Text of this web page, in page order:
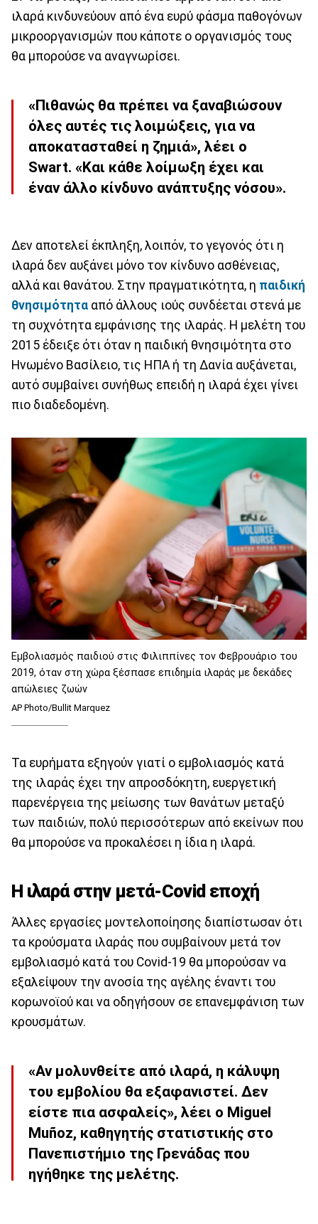
ιλαρά κινδυνεύουν από ένα ευρύ φάσμα παθογόνων
μικροοργανισμών που κάποτε ο οργανισμός τους
θα μπορούσε να αναγνωρίσει.
«Πιθανώς θα πρέπει να ξαναβιώσουν
όλες αυτές τις λοιμώξεις, για να
αποκατασταθεί η ζημιά», λέει ο
Swart. «Και κάθε λοίμωξη έχει και
έναν άλλο κίνδυνο ανάπτυξης νόσου».
Δεν αποτελεί έκπληξη, λοιπόν, το γεγονός ότι η
ιλαρά δεν αυξάνει μόνο τον κίνδυνο ασθένειας,
αλλά και θανάτου. Στην πραγματικότητα, η παιδική
θνησιμότητα από άλλους ιούς συνδέεται στενά με
τη συχνότητα εμφάνισης της ιλαράς. Η μελέτη του
2015 έδειξε ότι όταν η παιδική θνησιμότητα στο
Ηνωμένο Βασίλειο, τις ΗΠΑ ή τη Δανία αυξάνεται,
αυτό συμβαίνει συνήθως επειδή η ιλαρά έχει γίνει
πιο διαδεδομένη.
Εμβολιασμός παιδιού στις Φιλιππίνες τον Φεβρουάριο του
2019, όταν στη χώρα ξέσπασε επιδημία ιλαράς με δεκάδες
απώλειες ζωών
AP Photo/Bullit Marquez
Τα ευρήματα εξηγούν γιατί ο εμβολιασμός κατά
της ιλαράς έχει την απροσδόκητη, ευεργετική
παρενέργεια της μείωσης των θανάτων μεταξύ
των παιδιών, πολύ περισσότερων από εκείνων που
θα μπορούσε να προκαλέσει η ίδια η ιλαρά.
Η ιλαρά στην μετά-Covid εποχή
Άλλες εργασίες μοντελοποίησης διαπίστωσαν ότι
τα κρούσματα ιλαράς που συμβαίνουν μετά τον
εμβολιασμό κατά του Covid-19 θα μπορούσαν να
εξαλείψουν την ανοσία της αγέλης έναντι του
κορωνοϊού και να οδηγήσουν σε επανεμφάνιση των
κρουσμάτων.
«Αν μολυνθείτε από ιλαρά, η κάλυψη
του εμβολίου θα εξαφανιστεί. Δεν
είστε πια ασφαλείς», λέει ο Miguel
Muñoz, καθηγητής στατιστικής στο
Πανεπιστήμιο της Γρενάδας που
ηγήθηκε της μελέτης.